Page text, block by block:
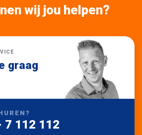
wij jou helpen?
graag
7 112 112